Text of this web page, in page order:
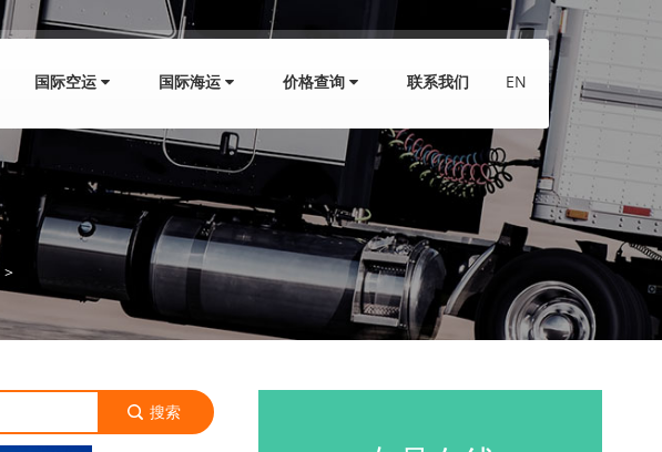
国际空运 国际海运 价格查询 联系我们 EN
>
搜索
报价咨询
专员在线